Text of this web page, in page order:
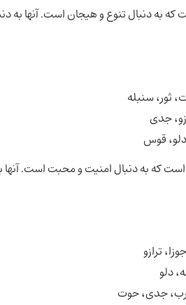
به دنبال تنوع و هیجان است. آنها
ثور، سنبله
جدی
قوس
که به دنبال امنیت و محبت است. آنها
ترازو
دلو
جدی، حوت